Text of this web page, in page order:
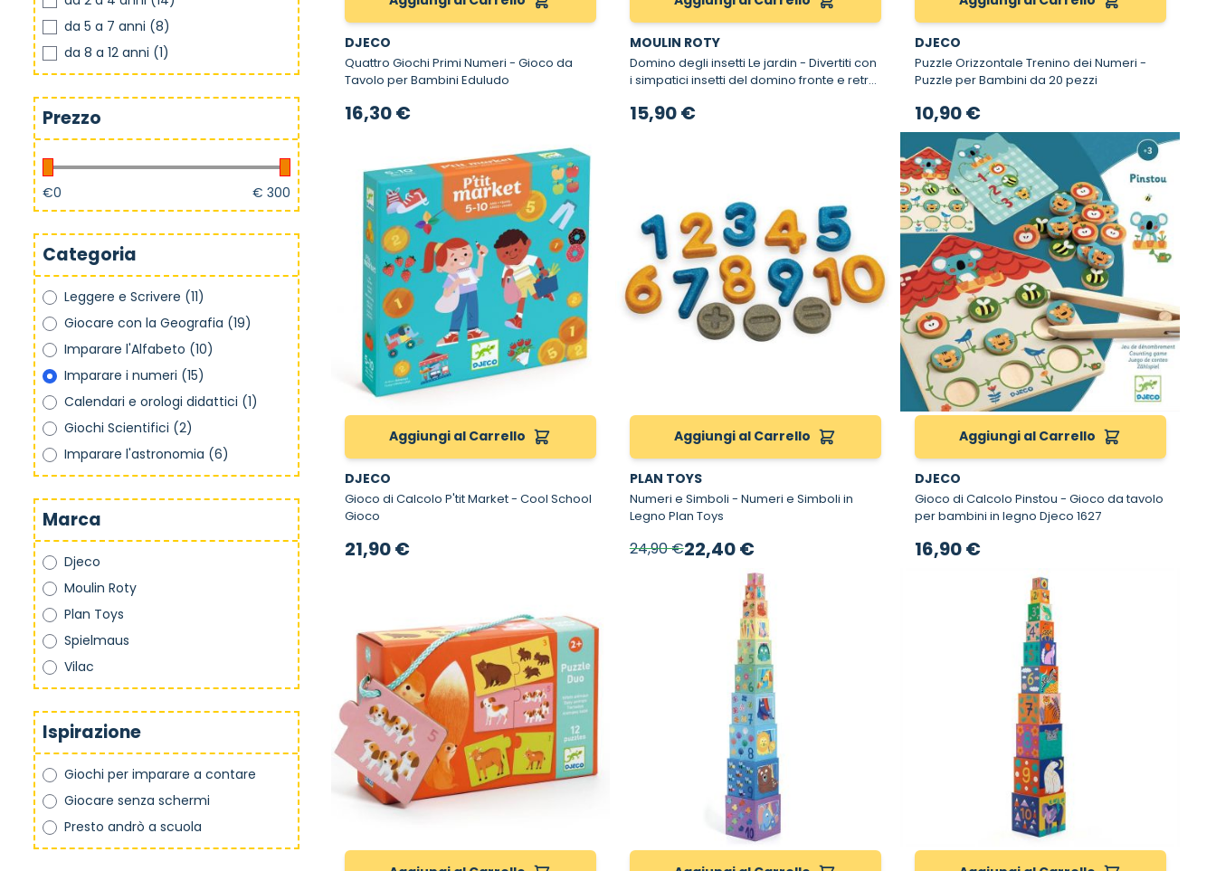
da 5 a 7 anni (8)
da 8 a 12 anni (1)
Prezzo
€0 € 300
Categoria
Leggere e Scrivere (11)
Giocare con la Geografia (19)
Imparare l'Alfabeto (10)
Imparare i numeri (15)
Calendari e orologi didattici (1)
Giochi Scientifici (2)
Imparare l'astronomia (6)
Marca
Djeco
Moulin Roty
Plan Toys
Spielmaus
Vilac
Ispirazione
Giochi per imparare a contare
Giocare senza schermi
Presto andrò a scuola
DJECO
Quattro Giochi Primi Numeri - Gioco da
Tavolo per Bambini Eduludo
16,30 €
MOULIN ROTY
Domino degli insetti Le jardin - Divertiti con
i simpatici insetti del domino fronte e retro
15,90 €
DJECO
Puzzle Orizzontale Trenino dei Numeri -
Puzzle per Bambini da 20 pezzi
10,90 €
Aggiungi al Carrello
DJECO
Gioco di Calcolo P'tit Market - Cool School
Gioco
21,90 €
Aggiungi al Carrello
PLAN TOYS
Numeri e Simboli - Numeri e Simboli in
Legno Plan Toys
24,90 €Prezzo speciale
22,40 €
Aggiungi al Carrello
DJECO
Gioco di Calcolo Pinstou - Gioco da tavolo
per bambini in legno Djeco 1627
16,90 €